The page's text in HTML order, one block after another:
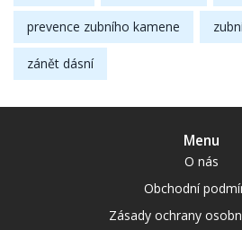
prevence zubního kamene
zánět dásní
Menu
O nás
Obchodní
Zásady ochrany